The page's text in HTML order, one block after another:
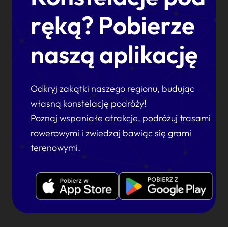
ręką? Pobierze
naszą aplikację
Odkryj zakątki naszego regionu, budując
własną konstelację podróży!
Poznaj wspaniałe atrakcje, podróżuj trasami
rowerowymi i zwiedzaj bawiąc się grami
terenowymi.